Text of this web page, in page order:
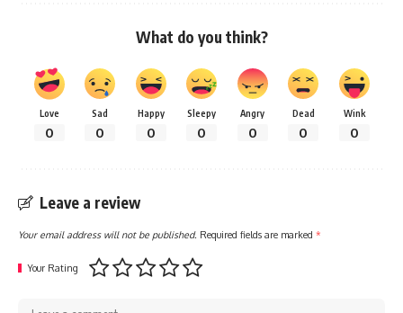
What do you think?
Love
0
Sad
0
Happy
0
Sleepy
0
Angry
0
Dead
0
Wink
0
Leave a review
Your email address will not be published. Required fields are marked *
Your Rating